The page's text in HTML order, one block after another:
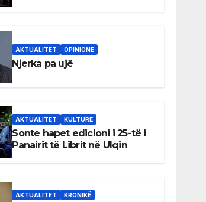
AKTUALITET OPINIONE
Njerka pa ujë
AKTUALITET KULTURË
Sonte hapet edicioni i 25-të i
Panairit të Librit në Ulqin
AKTUALITET KRONIKË